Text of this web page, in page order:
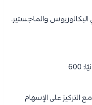
والماجستير.
على الإسهام